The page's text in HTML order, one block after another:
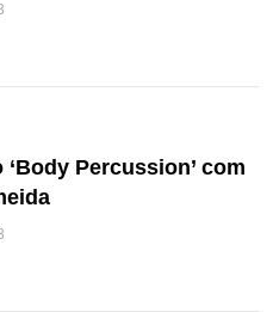
‘Body Percussion’ com